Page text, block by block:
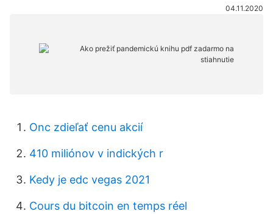
04.11.2020
Onc zdieľať cenu akcií
410 miliónov v indických r
Kedy je edc vegas 2021
Cours du bitcoin en temps réel